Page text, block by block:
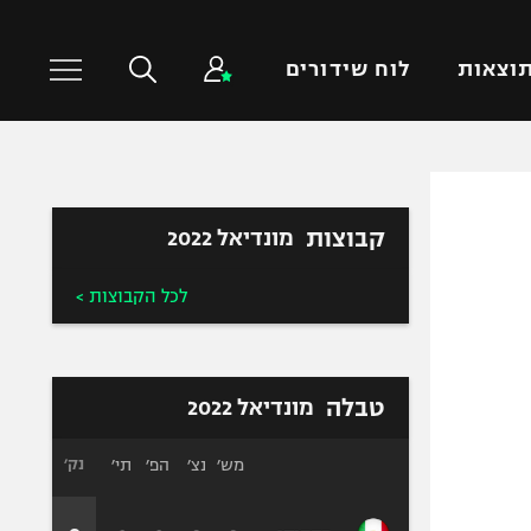
תוצאות לוח שידורים
טניס
ספורט אולימפי
קבוצות מונדיאל 2022
לכל הקבוצות >
טבלה מונדיאל 2022
מש׳ נצ׳ הפ׳ תי׳ נק׳